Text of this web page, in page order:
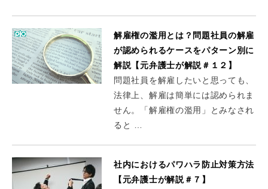
解雇権の濫用とは？問題社員の解雇
が認められるケースをパターン別に
解説【元弁護士が解説＃１２】
問題社員を解雇したいと思っても、
法律上、解雇は簡単には認められま
せん。「解雇権の濫用」とみなされ
ると …
社内におけるパワハラ防止対策方法
【元弁護士が解説＃７】